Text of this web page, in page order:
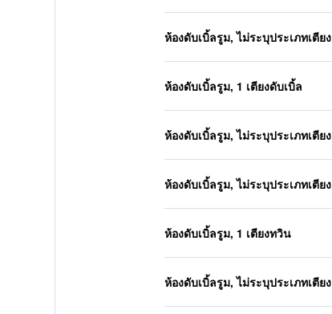
ห้องดับเบิ้ลรูม, ไม่ระบุประเภทเตียง
ห้องดับเบิ้ลรูม, 1 เตียงดับเบิ้ล
ห้องดับเบิ้ลรูม, ไม่ระบุประเภทเตียง
ห้องดับเบิ้ลรูม, ไม่ระบุประเภทเตียง
ห้องดับเบิ้ลรูม, 1 เตียงทวิน
ห้องดับเบิ้ลรูม, ไม่ระบุประเภทเตียง